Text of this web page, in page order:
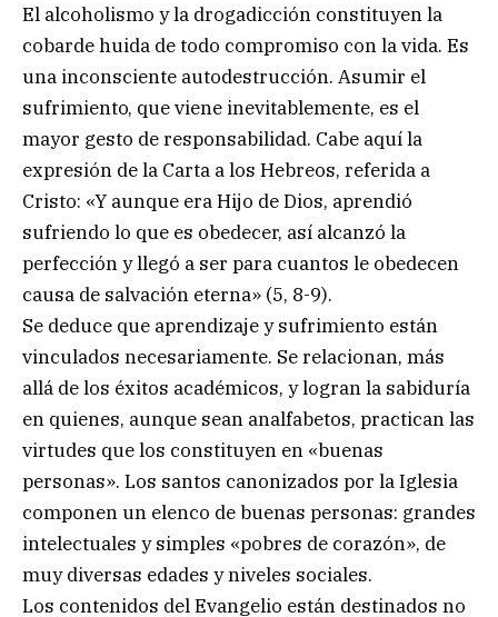
El alcoholismo y la drogadicción constituyen la
cobarde huida de todo compromiso con la vida. Es
una inconsciente autodestrucción. Asumir el
sufrimiento, que viene inevitablemente, es el
mayor gesto de responsabilidad. Cabe aquí la
expresión de la Carta a los Hebreos, referida a
Cristo: «Y aunque era Hijo de Dios, aprendió
sufriendo lo que es obedecer, así alcanzó la
perfección y llegó a ser para cuantos le obedecen
causa de salvación eterna» (5, 8-9).
Se deduce que aprendizaje y sufrimiento están
vinculados necesariamente. Se relacionan, más
allá de los éxitos académicos, y logran la sabiduría
en quienes, aunque sean analfabetos, practican las
virtudes que los constituyen en «buenas
personas». Los santos canonizados por la Iglesia
componen un elenco de buenas personas: grandes
intelectuales y simples «pobres de corazón», de
muy diversas edades y niveles sociales.
Los contenidos del Evangelio están destinados no